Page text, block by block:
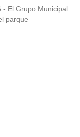
El Grupo Municipal
parque